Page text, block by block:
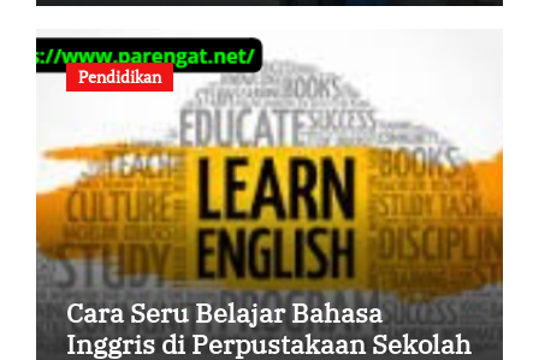
Pendidikan
Cara Seru Belajar Bahasa
Inggris di Perpustakaan Sekolah